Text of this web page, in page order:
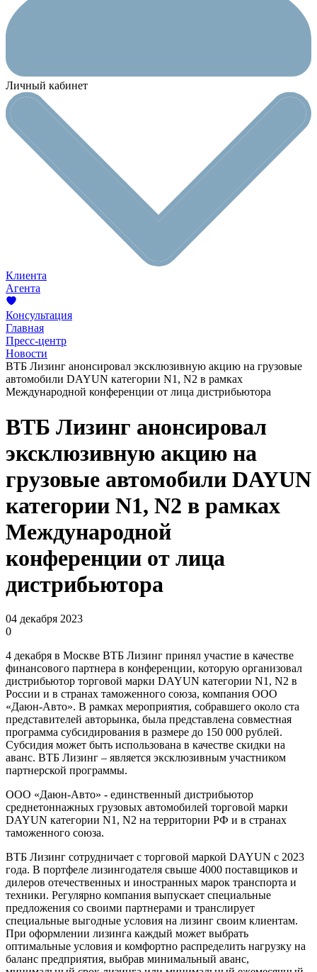
Личный кабинет
Клиента
Агента
Консультация
Главная
Пресс-центр
Новости
ВТБ Лизинг анонсировал эксклюзивную акцию на грузовые
автомобили DAYUN категории N1, N2 в рамках
Международной конференции от лица дистрибьютора
ВТБ Лизинг анонсировал
эксклюзивную акцию на
грузовые автомобили DAYUN
категории N1, N2 в рамках
Международной
конференции от лица
дистрибьютора
04 декабря 2023
0
4 декабря в Москве ВТБ Лизинг принял участие в качестве
финансового партнера в конференции, которую организовал
дистрибьютор торговой марки DAYUN категории N1, N2 в
России и в странах таможенного союза, компания ООО
«Даюн-Авто». В рамках мероприятия, собравшего около ста
представителей авторынка, была представлена совместная
программа субсидирования в размере до 150 000 рублей.
Субсидия может быть использована в качестве скидки на
аванс. ВТБ Лизинг – является эксклюзивным участником
партнерской программы.
ООО «Даюн-Авто» - единственный дистрибьютор
среднетоннажных грузовых автомобилей торговой марки
DAYUN категории N1, N2 на территории РФ и в странах
таможенного союза.
ВТБ Лизинг сотрудничает с торговой маркой DAYUN c 2023
года. В портфеле лизингодателя свыше 4000 поставщиков и
дилеров отечественных и иностранных марок транспорта и
техники. Регулярно компания выпускает специальные
предложения со своими партнерами и транслирует
специальные выгодные условия на лизинг своим клиентам.
При оформлении лизинга каждый может выбрать
оптимальные условия и комфортно распределить нагрузку на
баланс предприятия, выбрав минимальный аванс,